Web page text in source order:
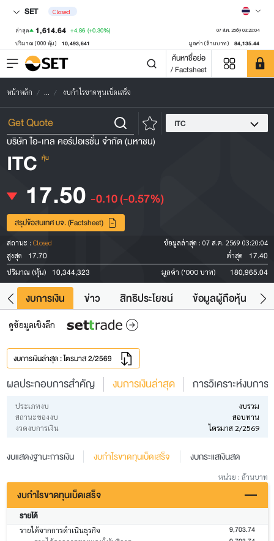
SET Closed
ล่าสุด 1,614.64 +4.86 (+0.30%) 07 ส.ค. 2569 03:20:04
ปริมาณ ('000 หุ้น) 10,493,641 มูลค่า (ล้านบาท) 84,135.44
ค้นหาชื่อย่อ
/ Factsheet
หน้าหลัก ... งบกำไรขาดทุนเบ็ดเสร็จ
ITC
บริษัท ไอ-เทล คอร์ปอเรชั่น จำกัด (มหาชน)
ITC หุ้น
17.50 -0.10(-0.57%)
สรุปข้อสนเทศ บจ. (Factsheet)
สถานะ : Closed ข้อมูลล่าสุด : 07 ส.ค. 2569 03:20:04
สูงสุด
17.70 ต่ำสุด 17.40
ปริมาณ (หุ้น) 10,344,323 มูลค่า ('000 บาท) 180,965.04
งบการเงิน ข่าว สิทธิประโยชน์ ข้อมูลผู้ถือหุ้น
ดูข้อมูลเชิงลึก
งบการเงินล่าสุด : ไตรมาส 2/2569
ผลประกอบการสำคัญ งบการเงินล่าสุด การวิเคราะห์งบการ
ประเภทงบ
งบรวม
สถานะของงบ
สอบทาน
งวดงบการเงิน
ไตรมาส 2/2569
งบแสดงฐานะการเงิน งบกำไรขาดทุนเบ็ดเสร็จ งบกระแสเงินสด
หน่วย : ล้านบาท
งบกำไรขาดทุนเบ็ดเสร็จ
รายได้
รายได้จากการดำเนินธุรกิจ 9,703.74